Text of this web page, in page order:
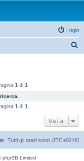
Login
1 di 1
1 di 1
Vai a
Tutti gli orari sono UTC+02:00
phpBB Limited